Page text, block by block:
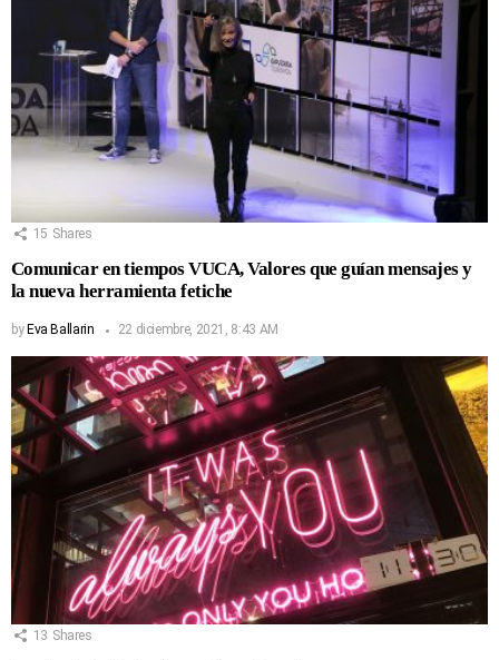
15 Shares
Comunicar en tiempos VUCA, Valores que guían mensajes y
la nueva herramienta fetiche
by Eva Ballarin 22 diciembre, 2021, 8:43 AM
13 Shares